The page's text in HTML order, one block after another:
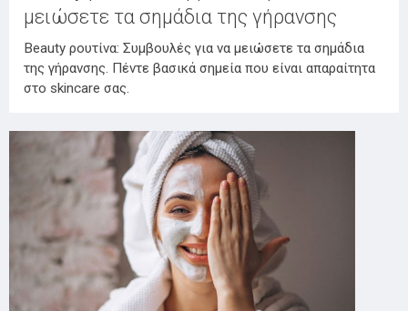
μειώσετε τα σημάδια της γήρανσης
Beauty ρουτίνα: Συμβουλές για να μειώσετε τα σημάδια
της γήρανσης. Πέντε βασικά σημεία που είναι απαραίτητα
στο skincare σας.